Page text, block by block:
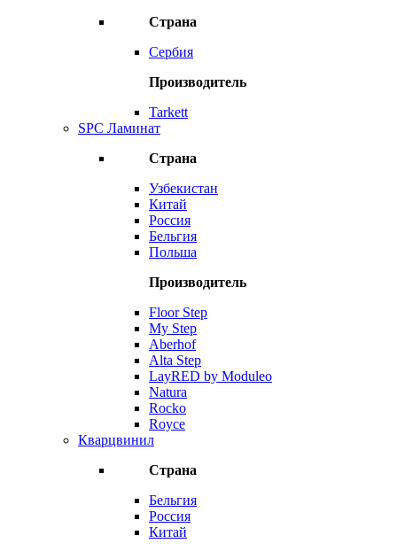
Страна
Сербия
Производитель
Tarkett
SPC Ламинат
Страна
Узбекистан
Китай
Россия
Бельгия
Польша
Производитель
Floor Step
My Step
Aberhof
Alta Step
LayRED by Moduleo
Natura
Rocko
Royce
Кварцвинил
Страна
Бельгия
Россия
Китай